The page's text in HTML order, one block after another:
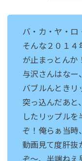
バ・カ・ヤ・ロ
そんな２０１４
が止まっとんか
与沢さんはなー
バブルんときリ
突っ込んだあと
したリップル
ぞ！俺らぁ当時
動画見て度肝抜
ぞ〜、半端ねえ